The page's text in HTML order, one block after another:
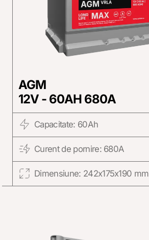
AGM
12V - 60AH 680A
Capacitate: 60Ah
Curent de pornire: 680A
Dimensiune: 242x175x190 mm